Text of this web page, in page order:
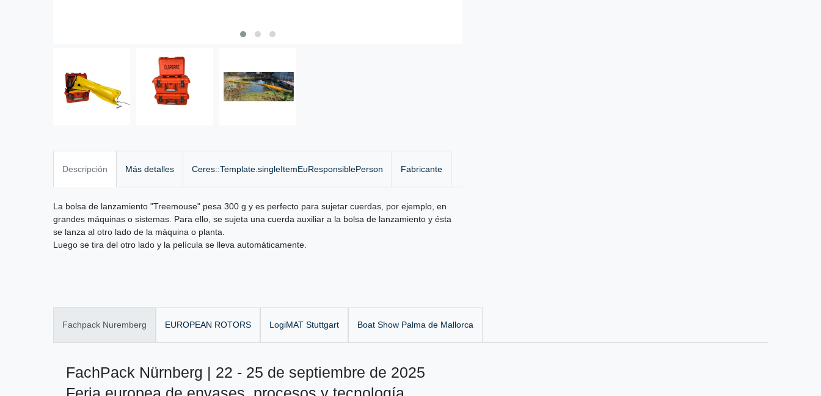
Descripción Más detalles Ceres::Template.singleItemEuResponsiblePerson Fabricante
La bolsa de lanzamiento "Treemouse" pesa 300 g y es perfecto para sujetar cuerdas, por ejemplo, en
grandes máquinas o sistemas. Para ello, se sujeta una cuerda auxiliar a la bolsa de lanzamiento y ésta
se lanza al otro lado de la máquina o planta.
Luego se tira del otro lado y la película se lleva automáticamente.
Fachpack Nuremberg EUROPEAN ROTORS LogiMAT Stuttgart Boat Show Palma de Mallorca
FachPack Nürnberg | 22 - 25 de septiembre de 2025